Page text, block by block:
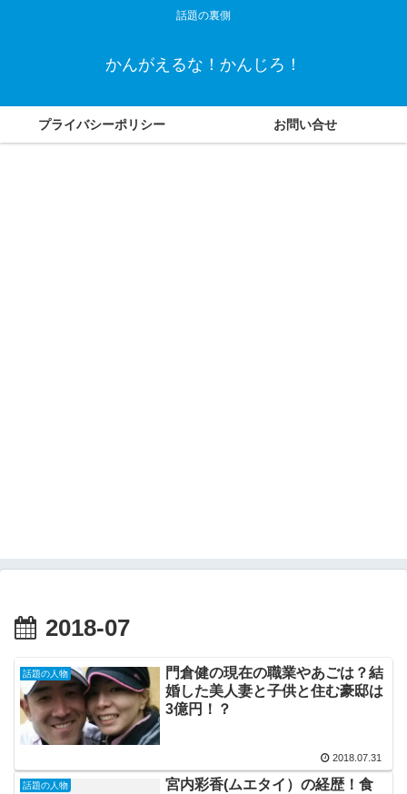
話題の裏側
かんがえるな！かんじろ！
プライバシーポリシー お問い合せ
2018-07
話題の人物
門倉健の現在の職業やあごは？結
婚した美人妻と子供と住む豪邸は
3億円！？
2018.07.31
話題の人物
宮内彩香(ムエタイ）の経歴！食